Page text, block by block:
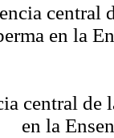
central
en la
central de
en la